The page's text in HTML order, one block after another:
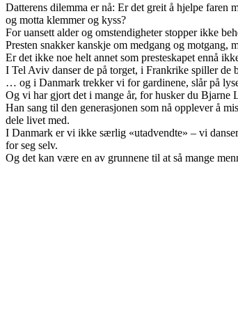
Datterens dilemma er nå: Er det greit å hjelpe faren
og motta klemmer og kyss?
For uansett alder og omstendigheter stopper ikke
Presten snakker kanskje om medgang og
Er det ikke noe helt annet som presteskapet ennå
I Tel Aviv danser de på torget, i Frankrike spiller de
… og i Danmark trekker vi for gardinene, slår på
Og vi har gjort det i mange år, for husker du
Han sang til den generasjonen som nå opplever å
dele livet med.
I Danmark er vi ikke særlig «utadvendte» – vi
for seg selv.
Og det kan være en av grunnene til at så mange